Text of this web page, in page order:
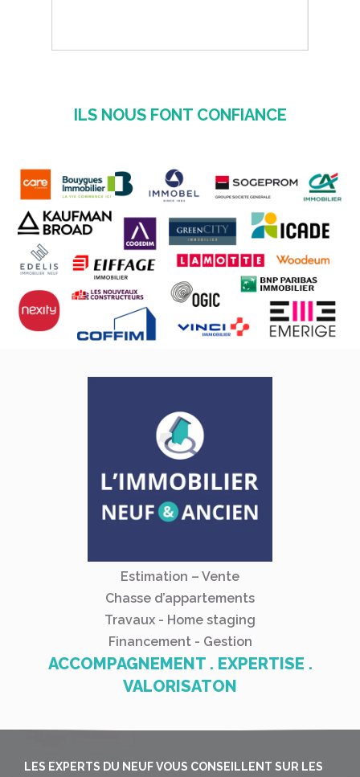
ILS NOUS FONT CONFIANCE
Estimation – Vente
Chasse d’appartements
Travaux - Home staging
Financement - Gestion
ACCOMPAGNEMENT . EXPERTISE .
VALORISATON
LES EXPERTS DU NEUF VOUS CONSEILLENT SUR LES